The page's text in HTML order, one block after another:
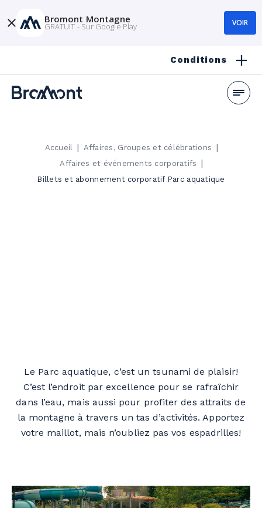
Conditions
Accueil | Affaires, Groupes et célébrations |
Affaires et événements corporatifs |
Billets et abonnement corporatif Parc aquatique
Le Parc aquatique, c’est un tsunami de plaisir!
C’est l’endroit par excellence pour se rafraîchir
dans l’eau, mais aussi pour profiter des attraits de
la montagne à travers un tas d’activités. Apportez
votre maillot, mais n’oubliez pas vos espadrilles!
Bromont Montagne
GRATUIT - Sur Google Play VOIR